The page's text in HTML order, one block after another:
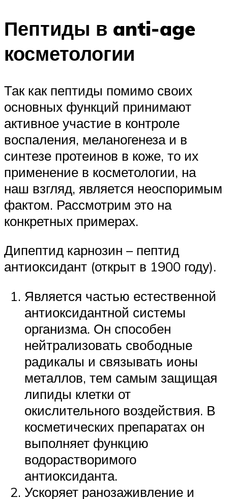
Пептиды в anti-age
косметологии
Так как пептиды помимо своих
основных функций принимают
активное участие в контроле
воспаления, меланогенеза и в
синтезе протеинов в коже, то их
применение в косметологии, на
наш взгляд, является неоспоримым
фактом. Рассмотрим это на
конкретных примерах.
Дипептид карнозин – пептид
антиоксидант (открыт в 1900 году).
Является частью естественной
антиоксидантной системы
организма. Он способен
нейтрализовать свободные
радикалы и связывать ионы
металлов, тем самым защищая
липиды клетки от
окислительного воздействия. В
косметических препаратах он
выполняет функцию
водорастворимого
антиоксиданта.
Ускоряет ранозаживление и